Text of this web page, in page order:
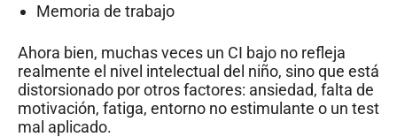
Memoria de trabajo
Ahora bien, muchas veces un CI bajo no refleja
realmente el nivel intelectual del niño, sino que está
distorsionado por otros factores: ansiedad, falta de
motivación, fatiga, entorno no estimulante o un test
mal aplicado.